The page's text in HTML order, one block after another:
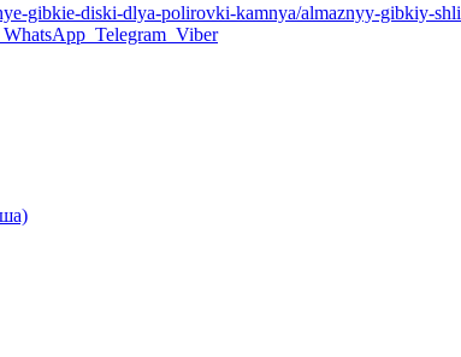
gibkie-diski-dlya-polirovki-kamnya/almaznyy-gibkiy-
WhatsApp Telegram Viber